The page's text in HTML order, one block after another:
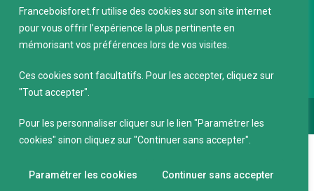
Franceboisforet.fr utilise des cookies sur son site internet
pour vous offrir l’expérience la plus pertinente en
mémorisant vos préférences lors de vos visites.
Ces cookies sont facultatifs. Pour les accepter, cliquez sur
"Tout accepter".
Pour les personnaliser cliquer sur le lien "Paramétrer les
cookies" sinon cliquez sur "Continuer sans accepter".
Paramétrer les cookies Continuer sans accepter